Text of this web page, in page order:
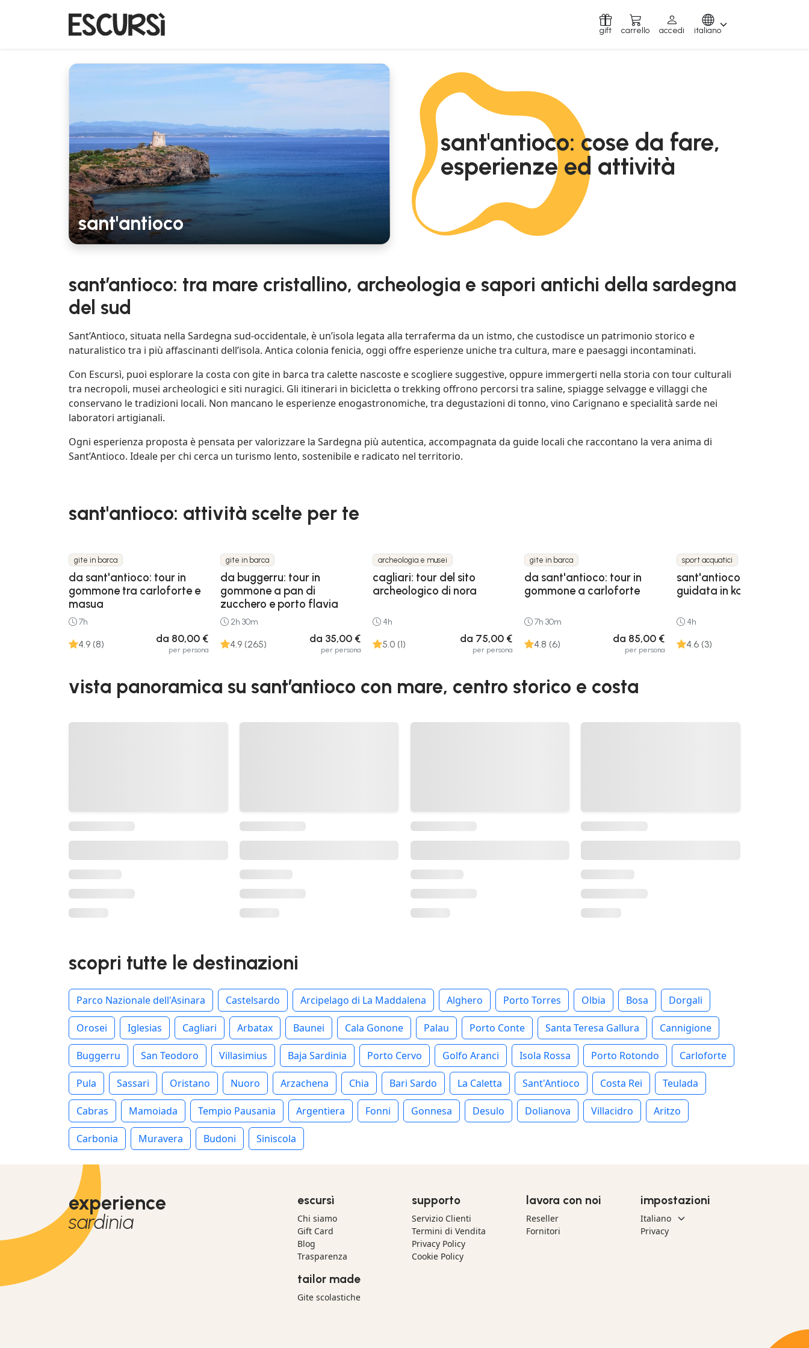
gift carrello accedi italiano
sant'antioco: cose da fare,
esperienze ed attività
sant'antioco
sant’antioco: tra mare cristallino, archeologia e sapori antichi della sardegna
del sud
Sant’Antioco, situata nella Sardegna sud-occidentale, è un’isola legata alla terraferma da un istmo, che custodisce un patrimonio storico e
naturalistico tra i più affascinanti dell’isola. Antica colonia fenicia, oggi offre esperienze uniche tra cultura, mare e paesaggi incontaminati.
Con Escursì, puoi esplorare la costa con gite in barca tra calette nascoste e scogliere suggestive, oppure immergerti nella storia con tour culturali
tra necropoli, musei archeologici e siti nuragici. Gli itinerari in bicicletta o trekking offrono percorsi tra saline, spiagge selvagge e villaggi che
conservano le tradizioni locali. Non mancano le esperienze enogastronomiche, tra degustazioni di tonno, vino Carignano e specialità sarde nei
laboratori artigianali.
Ogni esperienza proposta è pensata per valorizzare la Sardegna più autentica, accompagnata da guide locali che raccontano la vera anima di
Sant’Antioco. Ideale per chi cerca un turismo lento, sostenibile e radicato nel territorio.
sant'antioco: attività scelte per te
gite in barca
da sant'antioco: tour in
gommone tra carloforte e
masua
7h
4.9 (8) da 80,00 €
per persona
gite in barca
da buggerru: tour in
gommone a pan di
zucchero e porto flavia
2h 30m
4.9 (265) da 35,00 €
per persona
archeologia e musei
cagliari: tour del sito
archeologico di nora
4h
5.0 (1) da 75,00 €
per persona
gite in barca
da sant'antioco: tour in
gommone a carloforte
7h 30m
4.8 (6) da 85,00 €
per persona
sport acquatici
sant'antioco: escursione
guidata in kayak
4h
4.6 (3)
vista panoramica su sant’antioco con mare, centro storico e costa
scopri tutte le destinazioni
Parco Nazionale dell'Asinara Castelsardo Arcipelago di La Maddalena Alghero Porto Torres Olbia Bosa Dorgali
Orosei Iglesias Cagliari Arbatax Baunei Cala Gonone Palau Porto Conte Santa Teresa Gallura Cannigione
Buggerru San Teodoro Villasimius Baja Sardinia Porto Cervo Golfo Aranci Isola Rossa Porto Rotondo Carloforte
Pula Sassari Oristano Nuoro Arzachena Chia Bari Sardo La Caletta Sant'Antioco Costa Rei Teulada
Cabras Mamoiada Tempio Pausania Argentiera Fonni Gonnesa Desulo Dolianova Villacidro Aritzo
Carbonia Muravera Budoni Siniscola
experience
sardinia
escursì
Chi siamo
Gift Card
Blog
Trasparenza
tailor made
Gite scolastiche
supporto
Servizio Clienti
Termini di Vendita
Privacy Policy
Cookie Policy
lavora con noi
Reseller
Fornitori
impostazioni
Privacy